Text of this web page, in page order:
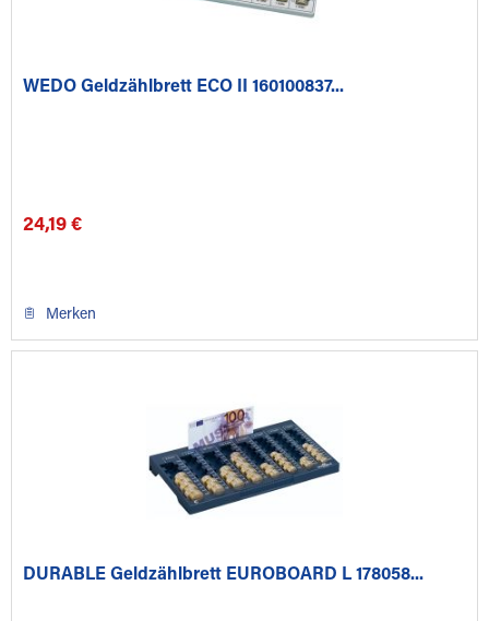
WEDO Geldzählbrett ECO II 160100837...
24,19 €
Merken
DURABLE Geldzählbrett EUROBOARD L 178058...